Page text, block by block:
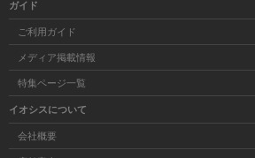
ガイド
ご利用ガイド
メディア掲載情報
特集ページ一覧
イオシスについて
会社概要